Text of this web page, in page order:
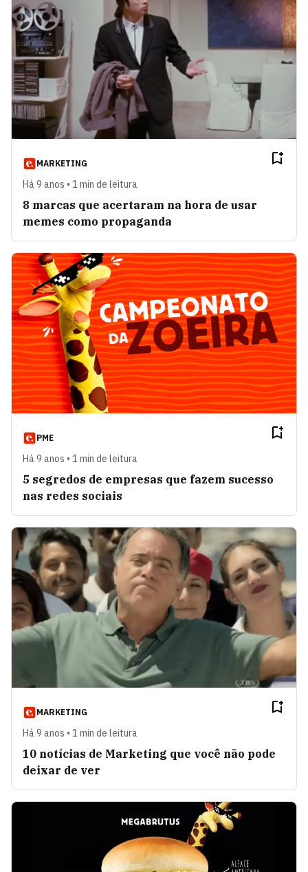
MARKETING
Há 9 anos • 1 min de leitura
8 marcas que acertaram na hora de usar
memes como propaganda
PME
Há 9 anos • 1 min de leitura
5 segredos de empresas que fazem sucesso
nas redes sociais
MARKETING
Há 9 anos • 1 min de leitura
10 notícias de Marketing que você não pode
deixar de ver